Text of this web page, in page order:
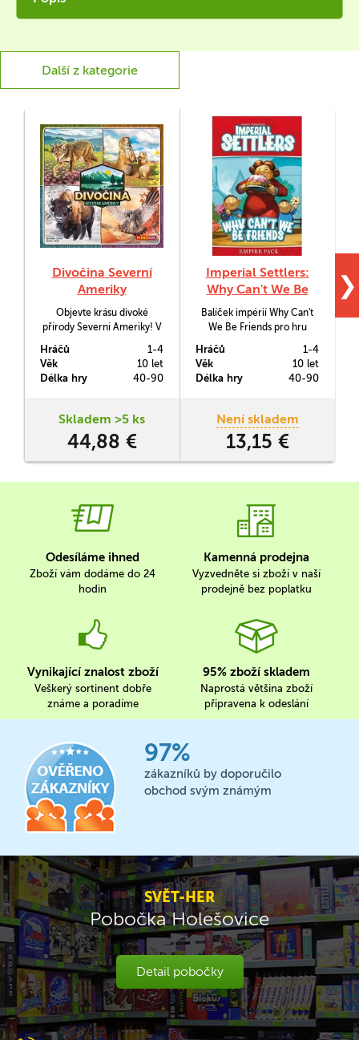
Další z kategorie
Divočina Severní
Ameriky
Objevte krásu divoké
přírody Severní Ameriky! V
Severní Ameriky se chopíte
rolí biologů, kteří se
snaží vytvořit co
vykládáním karet na svou
zvláštních akcí.
Hráčů
1-4
Věk
10 let
Délka hry
40-90
Skladem >5 ks
44,88 €
Imperial Settlers:
Why Can't We Be
Friends
Balíček impérií Why Can't
We Be Friends pro hru
hry otevřenou produkci,
takže můžete vyrábět
prostředky sobě i ostatním
Hráčů
1-4
Věk
10 let
Délka hry
40-90
Není skladem
13,15 €
❯
Odesíláme ihned
Zboží vám dodáme do 24
hodin
Kamenná prodejna
Vyzvedněte si zboží v naší
prodejně bez poplatku
Vynikající znalost zboží
Veškerý sortinent dobře
známe a poradíme
95% zboží skladem
Naprostá většina zboží
připravena k odeslání
97%
zákazníků by doporučilo
obchod svým známým
SVĚT-HER
Pobočka Holešovice
Detail pobočky